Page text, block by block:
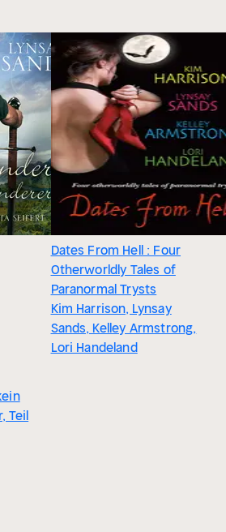
Teil
Dates From Hell : Four
Otherworldly Tales of
Paranormal Trysts
Kim Harrison, Lynsay
Sands, Kelley Armstrong,
Lori Handeland